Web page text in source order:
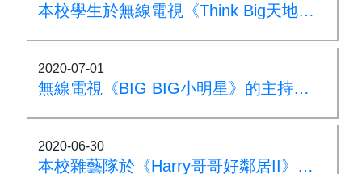
本校學生於無線電視《Think Big天地》的「搶住答通識比賽」環節 與無線藝員進行通識問答比賽
2020-07-01
無線電視《BIG BIG小明星》的主持人到校與雜藝隊隊員進行雜耍競技遊戲
2020-06-30
本校雜藝隊於《Harry哥哥好鄰居II》中表演，節目於港台電視31台播出